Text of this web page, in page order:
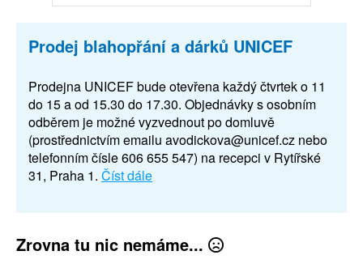
Prodej blahopřání a dárků UNICEF
Prodejna UNICEF bude otevřena každý čtvrtek o 11
do 15 a od 15.30 do 17.30. Objednávky s osobním
odběrem je možné vyzvednout po domluvě
(prostřednictvím emailu avodickova@unicef.cz nebo
telefonním čísle 606 655 547) na recepci v Rytířské
31, Praha 1. Číst dále
Zrovna tu nic nemáme...